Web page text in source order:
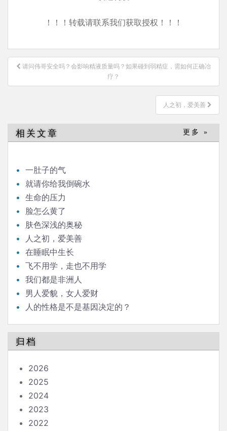
！！！转载请联系我们获取授权！！！
文
导
请问伟哥安全吗？会影响精液质量吗？如果碰到弱精症，需如何正确冶
疗？
人之初，爱美善
相关文章 更多 »
一肚子的气
就请你给我倒碗水
生命的压力
脸怎么黄了
肤色深浅的奥秘
人之初，爱美善
在睡眠中生长
飞不用学，走也不用学
我们都是非洲人
男人爱貌，女人爱财
人的性格是不是基因决定的？
归档
2026
2025
2024
2023
2022